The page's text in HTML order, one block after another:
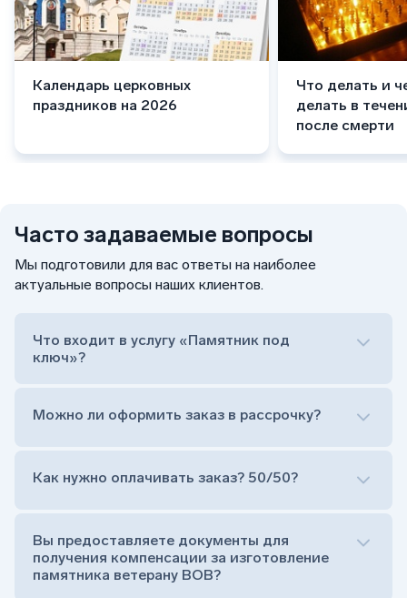
Календарь церковных
праздников на 2026
Что делать и
делать в
после смерти
Часто задаваемые вопросы
Мы подготовили для вас ответы на наиболее
актуальные вопросы наших клиентов.
Что входит в услугу «Памятник под
ключ»?
Сам комплект памятника:
Тумба (постамент, на который при помощи
штыря устанавливается стела)
Цветник (обрамление могилки, бывает, что
Можно ли оформить заказ в рассрочку?
Как нужно оплачивать заказ? 50/50?
Вы предоставляете документы для
получения компенсации за изготовление
памятника ветерану ВОВ?